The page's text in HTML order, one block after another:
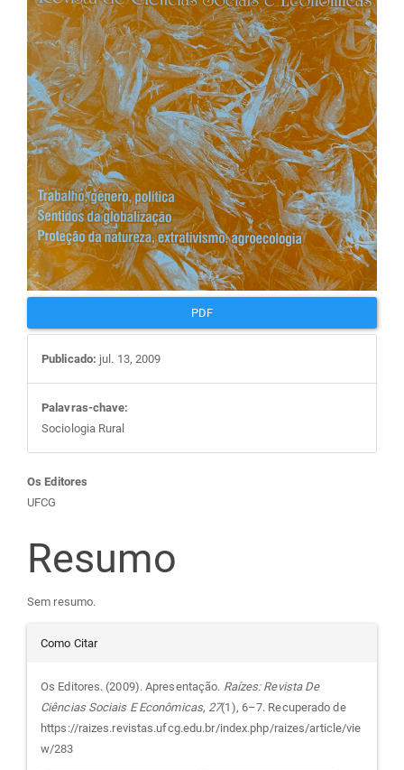
artigos
PDF
Publicado: jul. 13, 2009
Palavras-chave:
Sociologia Rural
Conteúdo
do
artigo
principal
Os Editores
UFCG
Resumo
Sem resumo.
Detalhes
do
artigo
Como Citar
Os Editores. (2009). Apresentação. Raízes: Revista De
Ciências Sociais E Econômicas, 27(1), 6–7. Recuperado de
https://raizes.revistas.ufcg.edu.br/index.php/raizes/article/vie
w/283